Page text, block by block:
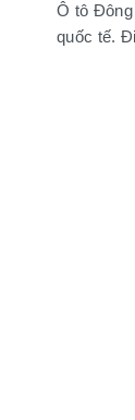
Ô tô
quốc tế.